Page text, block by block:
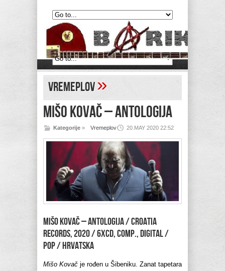
Vremeplov»
MIŠO KOVAČ – Antologija
20.MAY 2020 22:52
Kategorije » Vremeplov
MIŠO KOVAČ – Antologija / Croatia
Records, 2020 / 6xCD, Comp., digital /
pop / Hrvatska
Mišo Kovač je rođen u Šibeniku. Zanat tapetara